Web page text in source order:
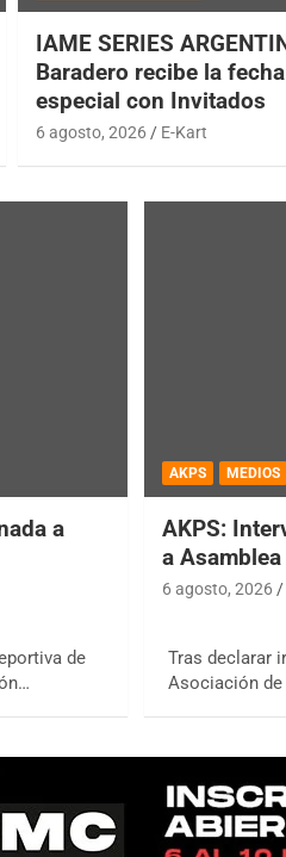
IAME SERIES
Baradero recibe la fecha
especial con Invitados
6 agosto, 2026 E-Kart
a
de
AKPS MEDIOS
AKPS:
a
6 agosto, 2026
Tras declarar
Asociación de